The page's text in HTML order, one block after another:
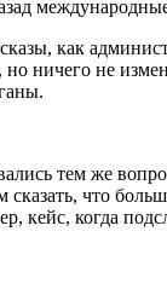
как
ничего не
тем же
что
кейс, когда